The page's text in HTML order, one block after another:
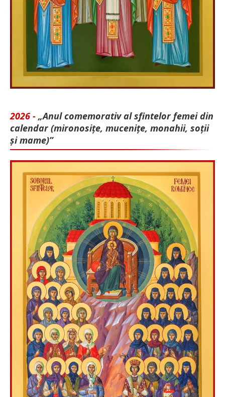
2026 - „Anul comemorativ al sfintelor femei din
calendar (mironosițe, mu­cenițe, monahii, soții
și mame)”